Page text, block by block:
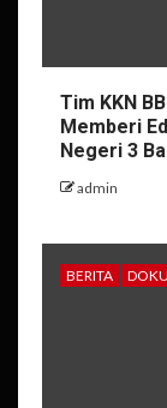
Tim KKN
Memberi
Negeri 3
admin
BERITA